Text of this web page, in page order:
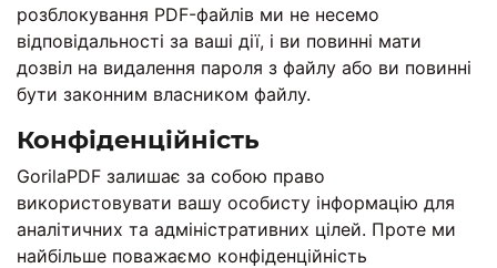
розблокування PDF-файлів ми не несемо
відповідальності за ваші дії, і ви повинні мати
дозвіл на видалення пароля з файлу або ви повинні
бути законним власником файлу.
Конфіденційність
GorilaPDF залишає за собою право
використовувати вашу особисту інформацію для
аналітичних та адміністративних цілей. Проте ми
найбільше поважаємо конфіденційність